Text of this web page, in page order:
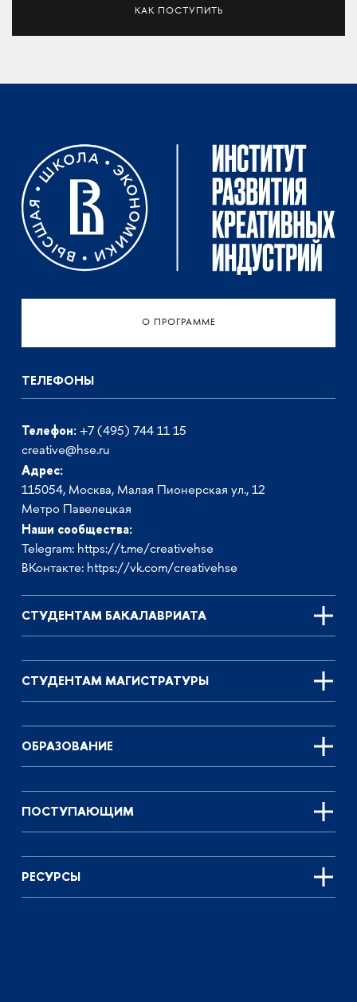
КАК ПОСТУПИТЬ
О ПРОГРАММЕ
ТЕЛЕФОНЫ
Телефон: +7 (495) 744 11 15
creative@hse.ru
Адрес:
115054, Москва, Малая Пионерская ул., 12
Метро Павелецкая
Наши сообщества:
Telegram: https://t.me/creativehse
ВКонтакте: https://vk.com/creativehse
СТУДЕНТАМ БАКАЛАВРИАТА
СТУДЕНТАМ МАГИСТРАТУРЫ
ОБРАЗОВАНИЕ
ПОСТУПАЮЩИМ
РЕСУРСЫ